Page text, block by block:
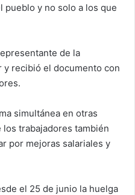
pueblo y no solo a los que
de la
recibió el documento con
simultánea en otras
trabajadores también
por mejoras salariales y
el 25 de junio la huelga